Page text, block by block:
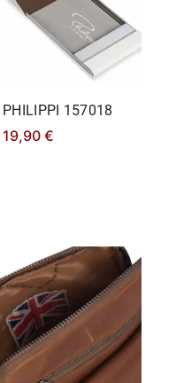
PHILIPPΙ 157018
19,90 €